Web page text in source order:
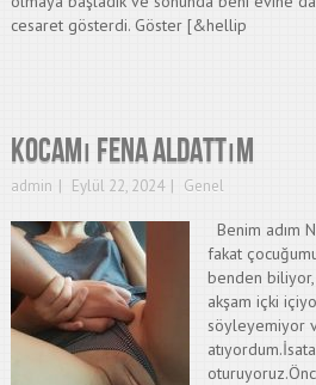
cesaret gösterdi. Göster [&hellip
Kocamı Fena Aldattım
admin Eylül 22, 2024 Genel
Benim adım
fakat
benden
akşam içki
söyleyemiyor